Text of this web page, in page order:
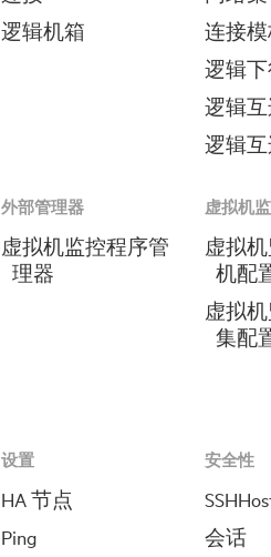
逻辑机箱
连接
逻辑
逻辑
逻辑
外部管理器
虚拟机监控程序管
理器
虚拟机
虚拟
机配
虚拟
集配
设置
HA 节点
Ping
安全性
会话